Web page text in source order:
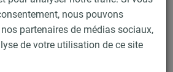
nous pouvons
partenaires de médias sociaux,
de votre utilisation de ce site
Fixation de gaines
fixation de gaines
(plage de charge légère à moyenne)